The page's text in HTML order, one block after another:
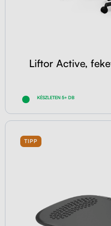
Liftor Active,
KÉSZLETEN 5+ DB
TIPP